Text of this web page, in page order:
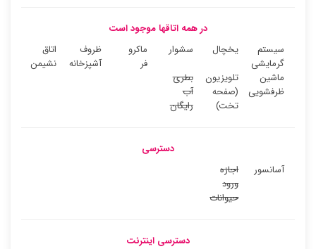
در همه اتاقها موجود است
سیستم
گرمایشی
یخچال سشوار
ماکرو
فر
ظروف
آشپزخانه
اتاق
نشیمن
ماشین
ظرفشویی
تلویزیون
(صفحه
تخت)
بطری
آب
رایگان
دسترسی
آسانسور
اجازه
ورود
حیوانات
دسترسی اینترنت